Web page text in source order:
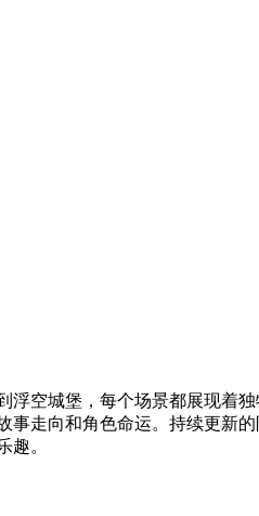
空城堡，每个场景都展现着
走向和角色命运。持续更新
趣。